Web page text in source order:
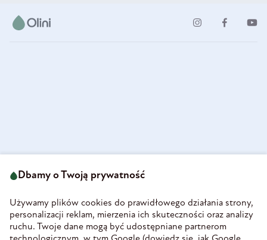
58-160 Świebodzice
REGON 890213034
INFORMACJE
Dbamy o Twoją prywatność
Używamy plików cookies do prawidłowego działania strony,
personalizacji reklam, mierzenia ich skuteczności oraz analizy
ruchu. Twoje dane mogą być udostępniane partnerom